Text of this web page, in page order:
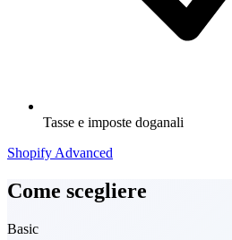
Tasse e imposte doganali
Shopify Advanced
Come scegliere
Basic